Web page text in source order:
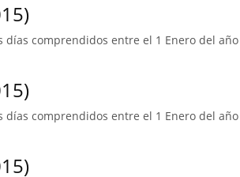
comprendidos entre el 1 Enero del
comprendidos entre el 1 Enero del